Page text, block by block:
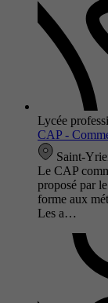
Lycée
CAP -
Saint-
Le CAP
proposé par
forme aux
Les a…